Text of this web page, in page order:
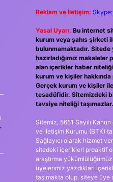
Reklam ve İletişim:
Yasal Uyarı: Bu internet
kurum veya şahıs şirketi
bulunmamaktadır. Sitede
hazırladığımız
alan içerikler haber
kurum ve kişiler hakkında
Gerçek kurum ve kişiler
tesadüfidir. Sitemizdeki
tavsiye niteliği taşımazlar.
Sitemiz, 5651 Sayılı
ve İletişim Kurumu (BTK)
Sağlayıcı olarak hizmet
sitedeki içerikleri proaktif
araştırma
üyelerimiz yazdıkları
taşımakta olup, siteye